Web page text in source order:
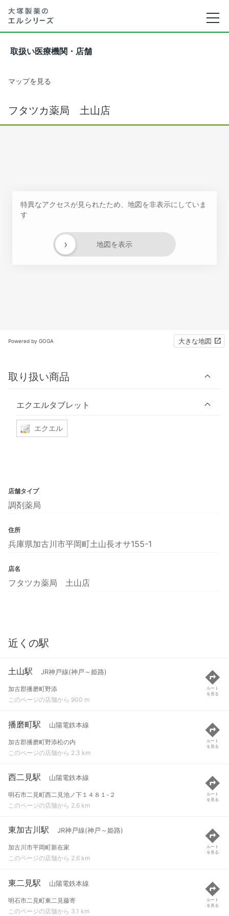
取扱い医療機関・店舗
マップを見る
フタツカ薬局 土山店
特異なアクセスが見られたため、地図を非表示にしていま
す
地図を表示
›
Powered by GOGA 大きな地図
取り扱い商品
エクエルタブレット
エクエル
店舗タイプ
調剤薬局
住所
兵庫県加古川市平岡町土山長オサ155-1
店名
フタツカ薬局 土山店
近くの駅
土山駅 JR神戸線(神戸～姫路)
加古郡播磨町野添
このページの店舗から 900 m
ルート
を見る
播磨町駅 山陽電鉄本線
加古郡播磨町野添松の内
このページの店舗から 2.3 km
ルート
を見る
西二見駅 山陽電鉄本線
明石市二見町西二見池ノ下１４８１-２
このページの店舗から 2.6 km
ルート
を見る
東加古川駅 JR神戸線(神戸～姫路)
加古川市平岡町新在家
このページの店舗から 2.6 km
ルート
を見る
東二見駅 山陽電鉄本線
明石市二見町東二見藤寄
このページの店舗から 3.1 km
ルート
を見る